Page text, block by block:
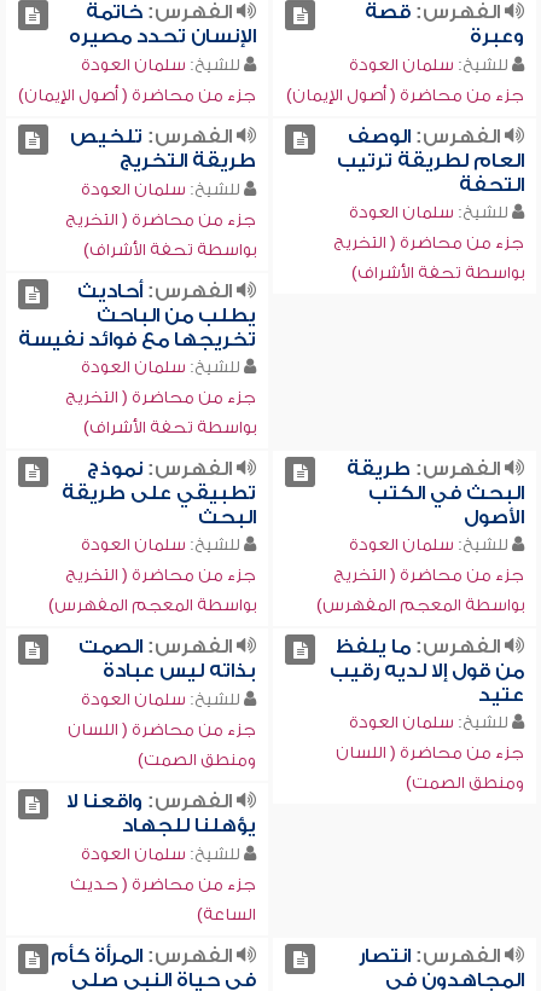
الفهرس:قصة
وعبرة
للشيخ: سلمان العودة
جزء من محاضرة ( أصول الإيمان)
الفهرس:خاتمة
الإنسان تحدد مصيره
للشيخ: سلمان العودة
جزء من محاضرة ( أصول الإيمان)
الفهرس:الوصف
العام لطريقة ترتيب
التحفة
للشيخ: سلمان العودة
جزء من محاضرة ( التخريج
بواسطة تحفة الأشراف)
الفهرس: تلخيص
طريقة التخريج
للشيخ: سلمان العودة
جزء من محاضرة ( التخريج
بواسطة تحفة الأشراف)
الفهرس:أحاديث
يطلب من الباحث
تخريجها مع فوائد نفيسة
للشيخ: سلمان العودة
جزء من محاضرة ( التخريج
بواسطة تحفة الأشراف)
الفهرس: طريقة
البحث في الكتب
الأصول
للشيخ: سلمان العودة
جزء من محاضرة ( التخريج
بواسطة المعجم المفهرس)
الفهرس:نموذج
تطبيقي على طريقة
البحث
للشيخ: سلمان العودة
جزء من محاضرة ( التخريج
بواسطة المعجم المفهرس)
الفهرس:ما يلفظ
من قول إلا لديه رقيب
عتيد
للشيخ: سلمان العودة
جزء من محاضرة ( اللسان
ومنطق الصمت)
الفهرس:الصمت
بذاته ليس عبادة
للشيخ: سلمان العودة
جزء من محاضرة ( اللسان
ومنطق الصمت)
الفهرس: واقعنا لا
يؤهلنا للجهاد
للشيخ: سلمان العودة
جزء من محاضرة ( حديث
الساعة)
الفهرس:انتصار
المجاهدون في
الفهرس:المرأة كأم
في حياة النبي صلى